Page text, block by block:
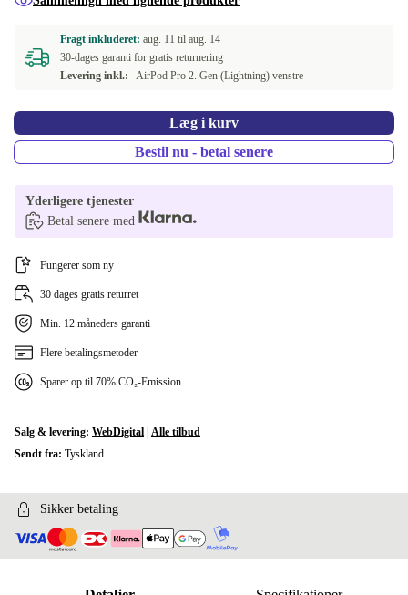
Fragt inkluderet: aug. 11 til aug. 14
30-dages garanti for gratis returnering
Levering inkl.:
AirPod Pro 2. Gen (Lightning) venstre
Læg i kurv
Bestil nu - betal senere
Yderligere tjenester
Betal senere med
Fungerer som ny
30 dages gratis returret
Min. 12 måneders garanti
Flere betalingsmetoder
Sparer op til 70% CO₂-Emission
Salg & levering: WebDigital Alle tilbud
Sendt fra: Tyskland
Sikker betaling